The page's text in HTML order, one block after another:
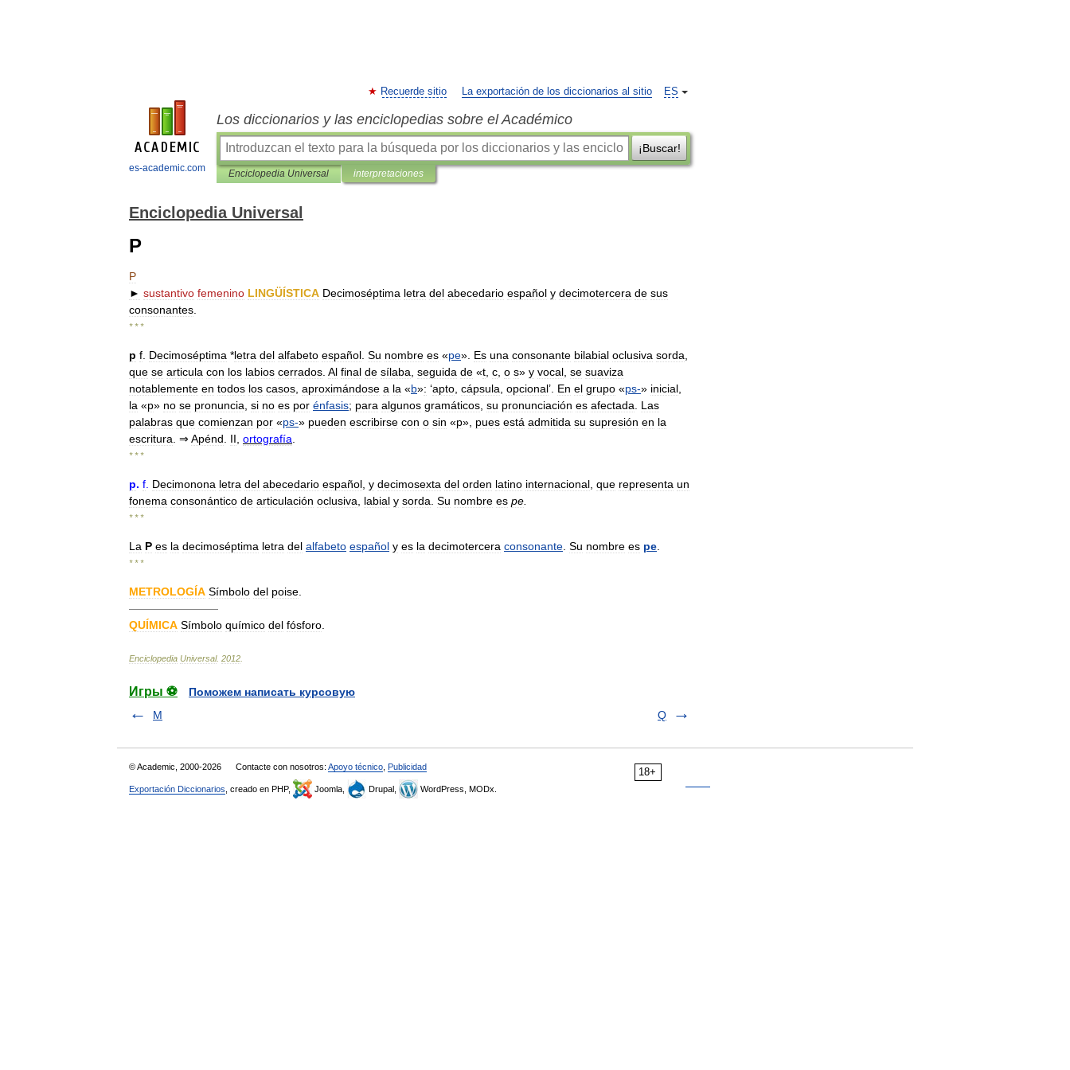
es-academic.com
ES
Recuerde sitio La exportación de los diccionarios al sitio
Los diccionarios y las enciclopedias sobre el Académico
¡Buscar!
Enciclopedia Universal interpretaciones
Enciclopedia Universal
P
P
► sustantivo femenino LINGÜÍSTICA Decimoséptima letra del abecedario español y decimotercera de sus
consonantes
* * *
p f Decimoséptima *letra del alfabeto español Su nombre es «pe». Es una consonante bilabial oclusiva sorda
que se articula con los labios cerrados Al final de sílaba seguida de «t c o s» y vocal se suaviza
notablemente en todos los casos aproximándose a la «b»: ‘apto cápsula opcional’. En el grupo «ps-» inicial
la «p» no se pronuncia si no es por énfasis; para algunos gramáticos su pronunciación es afectada
Las
palabras que comienzan por «ps-» pueden escribirse con o sin «p», pues está admitida su supresión en la
escritura . ⇒ Apénd II ortografía
* * *
p. f Decimonona letra del abecedario español y decimosexta del orden latino internacional que representa un
fonema consonántico de articulación oclusiva labial y sorda Su nombre es pe
* * *
La P es la decimoséptima letra del alfabeto español y es la decimotercera consonante Su nombre es pe
* * *
METROLOGÍA Símbolo del poise
————————
QUÍMICA Símbolo químico del fósforo
Enciclopedia Universal. 2012
Игры ⚽
Поможем написать курсовую
M
Q
18+
© Academic, 2000-2026 Contacte con nosotros: Apoyo técnico Publicidad
Exportación Diccionarios , creado en PHP, Joomla, Drupal, WordPress, MODx.